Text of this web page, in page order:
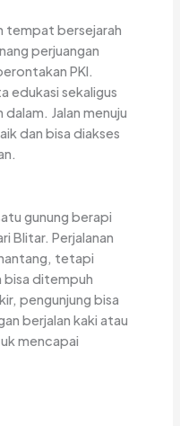
tempat bersejarah
perjuangan
PKI.
edukasi sekaligus
Jalan menuju
dan bisa diakses
gunung berapi
Blitar. Perjalanan
tetapi
bisa ditempuh
pengunjung bisa
berjalan kaki atau
mencapai